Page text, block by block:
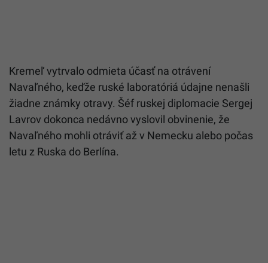
Kremeľ vytrvalo odmieta účasť na otrávení
Navaľného, keďže ruské laboratóriá údajne nenašli
žiadne známky otravy. Šéf ruskej diplomacie Sergej
Lavrov dokonca nedávno vyslovil obvinenie, že
Navaľného mohli otráviť až v Nemecku alebo počas
letu z Ruska do Berlína.